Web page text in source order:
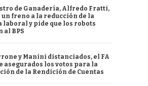
de Ganadería, Alfredo Fratti,
un freno a la reducción de la
laboral y pide que los robots
al BPS
y Manini distanciados, el FA
asegurados los votos para la
de la Rendición de Cuentas